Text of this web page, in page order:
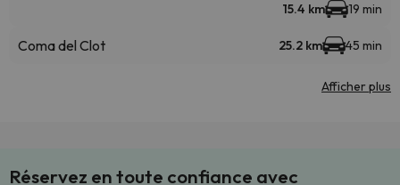
15.4 km 19 min
Coma del Clot 25.2 km 45 min
Afficher plus
Réservez en toute confiance avec